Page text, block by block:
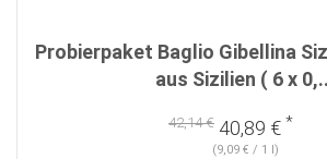
Probierpaket Baglio Gibellina
aus Sizilien ( 6 x
42,14 € 40,89 € *
(9,09 € / 1 l)